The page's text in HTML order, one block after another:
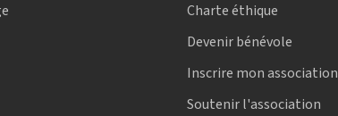
Charte éthique
Devenir bénévole
Inscrire mon association
Soutenir l'association